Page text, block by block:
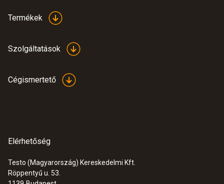
:0635 9430
Termékek
Szolgáltatások
Cégismertető
Elérhetőség
Testo (Magyarország) Kereskedelmi Kft.
Röppentyű u. 53.